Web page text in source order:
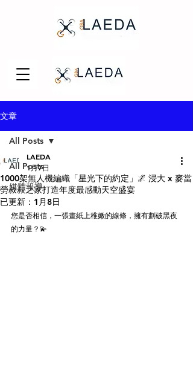
文章
All Posts
媒體報導
All Posts
1000架無人機編織「星光下的約定」🌌 浸大 x 麥當
勞叔叔之家打造年度最感動天空盛宴
LAEDA
1月7日
已更新： 1月8日
您是否相信，一張畫紙上稚嫩的線條，擁有劃破黑夜
的力量？💫